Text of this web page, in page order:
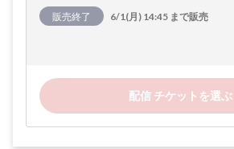
販売終了 6/1(月) 14:45 まで販売
配信 チケットを選ぶ